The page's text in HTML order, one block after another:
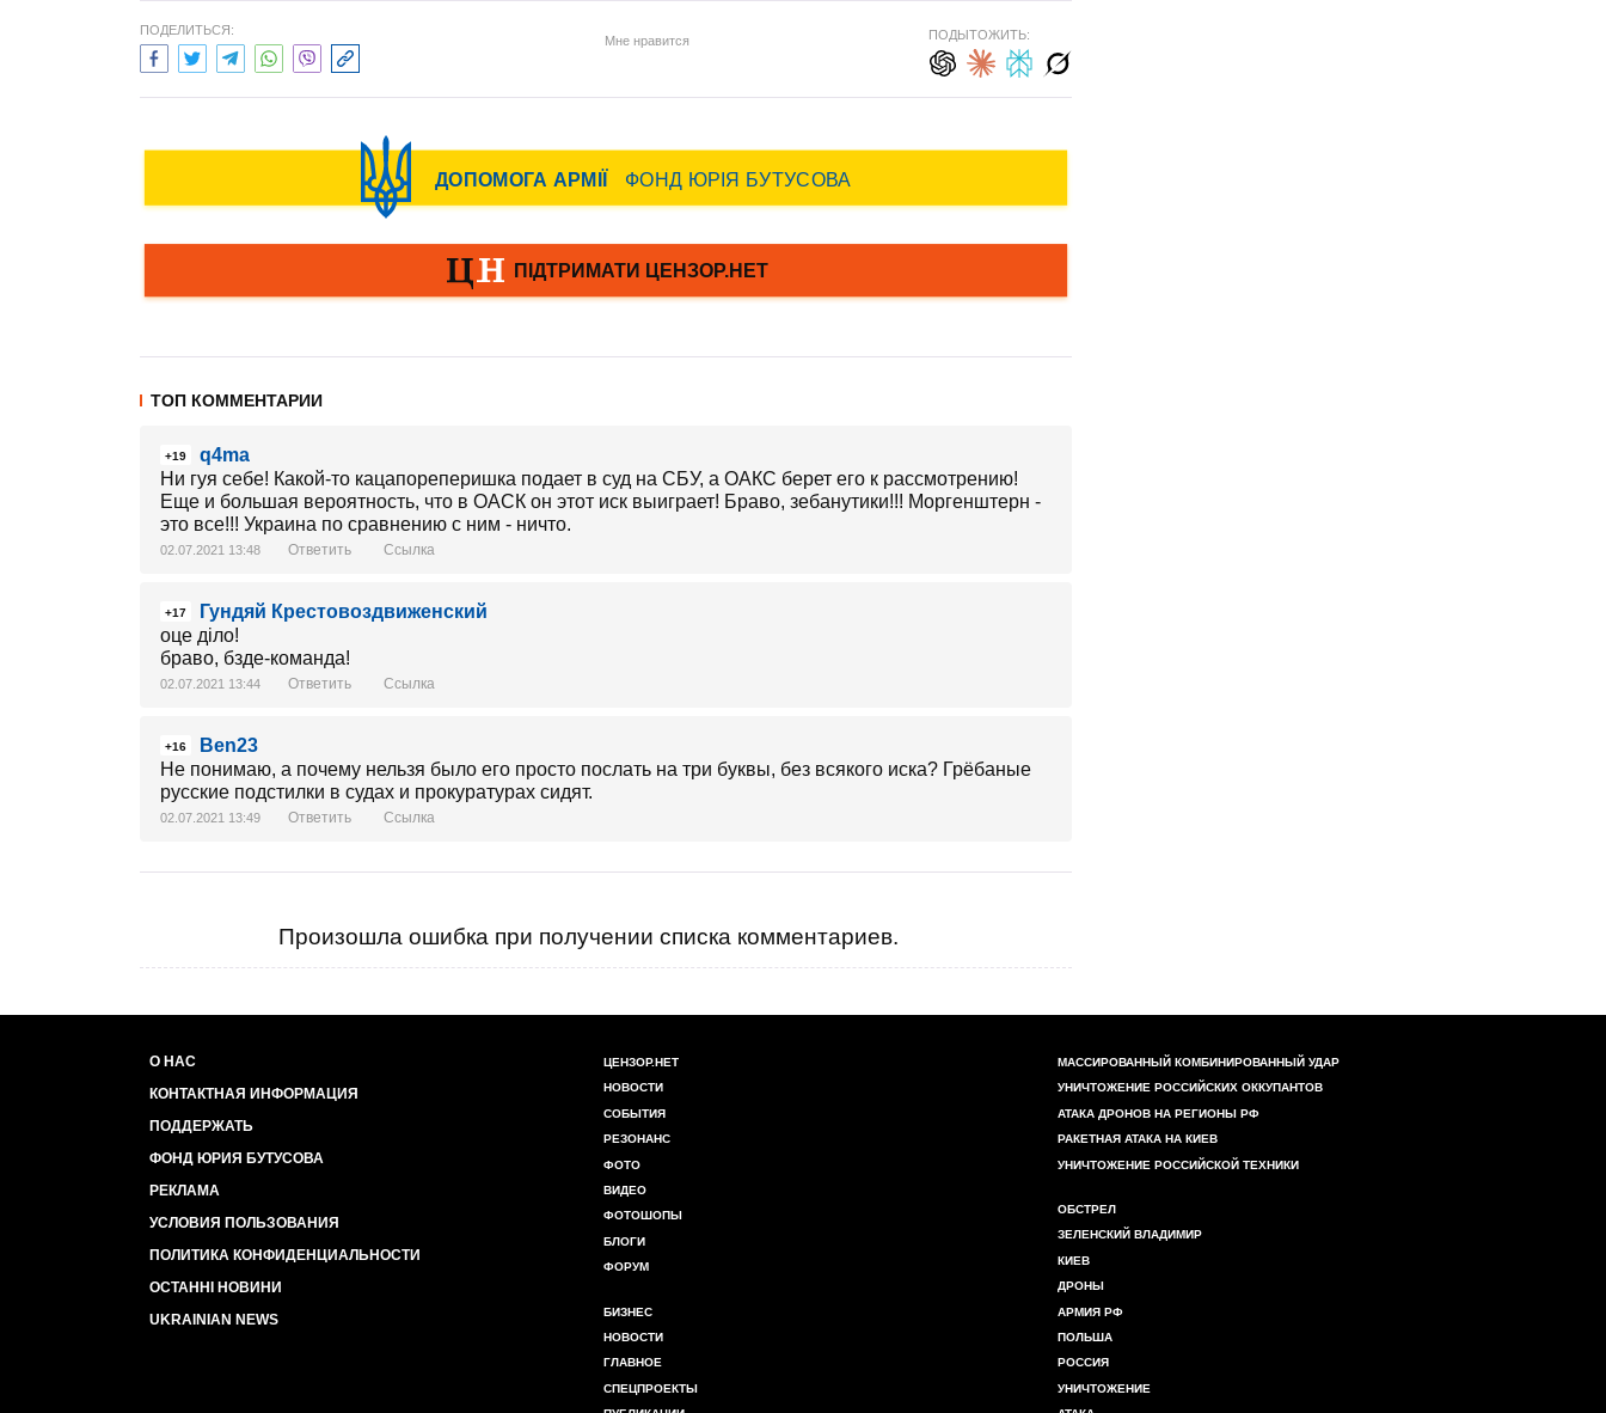
ПОДЕЛИТЬСЯ:
Мне нравится ПОДЫТОЖИТЬ:
ТОП КОММЕНТАРИИ
+19
q4ma
Ни гуя себе! Какой-то кацапореперишка подает в суд на СБУ, а ОАКС берет его к рассмотрению!
Еще и большая вероятность, что в ОАСК он этот иск выиграет! Браво, зебанутики!!! Моргенштерн -
это все!!! Украина по сравнению с ним - ничто.
02.07.2021 13:48 Ответить Ссылка
+17
Гундяй Крестовоздвиженский
оце діло!
браво, бзде-команда!
02.07.2021 13:44 Ответить Ссылка
+16
Ben23
Не понимаю, а почему нельзя было его просто послать на три буквы, без всякого иска? Грёбаные
русские подстилки в судах и прокуратурах сидят.
02.07.2021 13:49 Ответить Ссылка
Произошла ошибка при получении списка комментариев.
О НАС
КОНТАКТНАЯ ИНФОРМАЦИЯ
ПОДДЕРЖАТЬ
ФОНД ЮРИЯ БУТУСОВА
РЕКЛАМА
УСЛОВИЯ ПОЛЬЗОВАНИЯ
ПОЛИТИКА КОНФИДЕНЦИАЛЬНОСТИ
ОСТАННІ НОВИНИ
UKRAINIAN NEWS
ЦЕНЗОР.НЕТ
НОВОСТИ
СОБЫТИЯ
РЕЗОНАНС
ФОТО
ВИДЕО
ФОТОШОПЫ
БЛОГИ
ФОРУМ
БИЗНЕС
НОВОСТИ
ГЛАВНОЕ
СПЕЦПРОЕКТЫ
МАССИРОВАННЫЙ КОМБИНИРОВАННЫЙ УДАР
УНИЧТОЖЕНИЕ РОССИЙСКИХ ОККУПАНТОВ
АТАКА ДРОНОВ НА РЕГИОНЫ РФ
РАКЕТНАЯ АТАКА НА КИЕВ
УНИЧТОЖЕНИЕ РОССИЙСКОЙ ТЕХНИКИ
ОБСТРЕЛ
ЗЕЛЕНСКИЙ ВЛАДИМИР
КИЕВ
ДРОНЫ
АРМИЯ РФ
ПОЛЬША
РОССИЯ
УНИЧТОЖЕНИЕ